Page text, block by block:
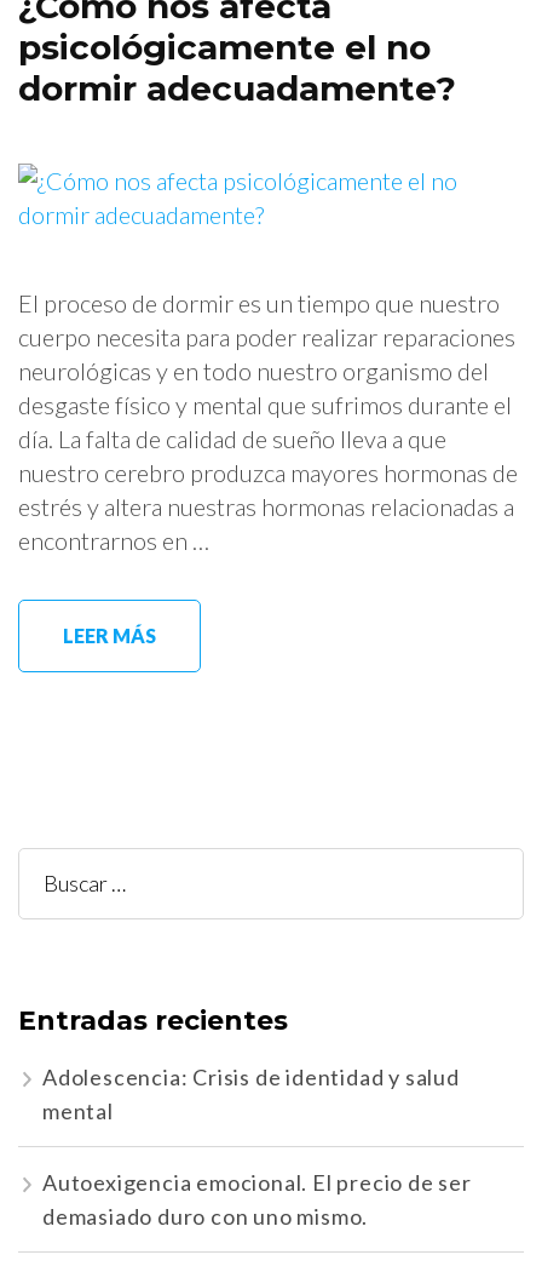
psicológicamente el no
dormir adecuadamente?
El proceso de dormir es un tiempo que nuestro
cuerpo necesita para poder realizar reparaciones
neurológicas y en todo nuestro organismo del
desgaste físico y mental que sufrimos durante el
día. La falta de calidad de sueño lleva a que
nuestro cerebro produzca mayores hormonas de
estrés y altera nuestras hormonas relacionadas a
encontrarnos en …
LEER MÁS
Buscar:
Entradas recientes
Adolescencia: Crisis de identidad y salud
mental
Autoexigencia emocional. El precio de ser
demasiado duro con uno mismo.